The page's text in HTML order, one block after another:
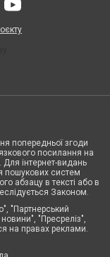
попередньої згоди
посилання на
інтернет-видань
пошукових систем
абзацу в тексті або в
Законом.
"Партнерський
"Пресреліз",
на правах реклами.